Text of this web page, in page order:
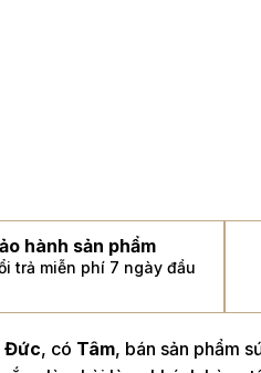
hành sản phẩm
trả miễn phí 7 ngày đầu
Đức, có Tâm, bán sản phẩm